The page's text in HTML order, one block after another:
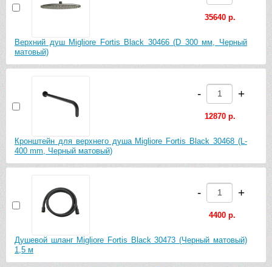
Верхний душ Migliore Fortis Black 30466 (D 300 мм, Черный
матовый)
35640 р.
Кронштейн для верхнего душа Migliore Fortis Black 30468 (L-
400 mm, Черный матовый)
- +
12870 р.
Душевой шланг Migliore Fortis Black 30473 (Черный матовый)
1,5 м
- +
4400 р.